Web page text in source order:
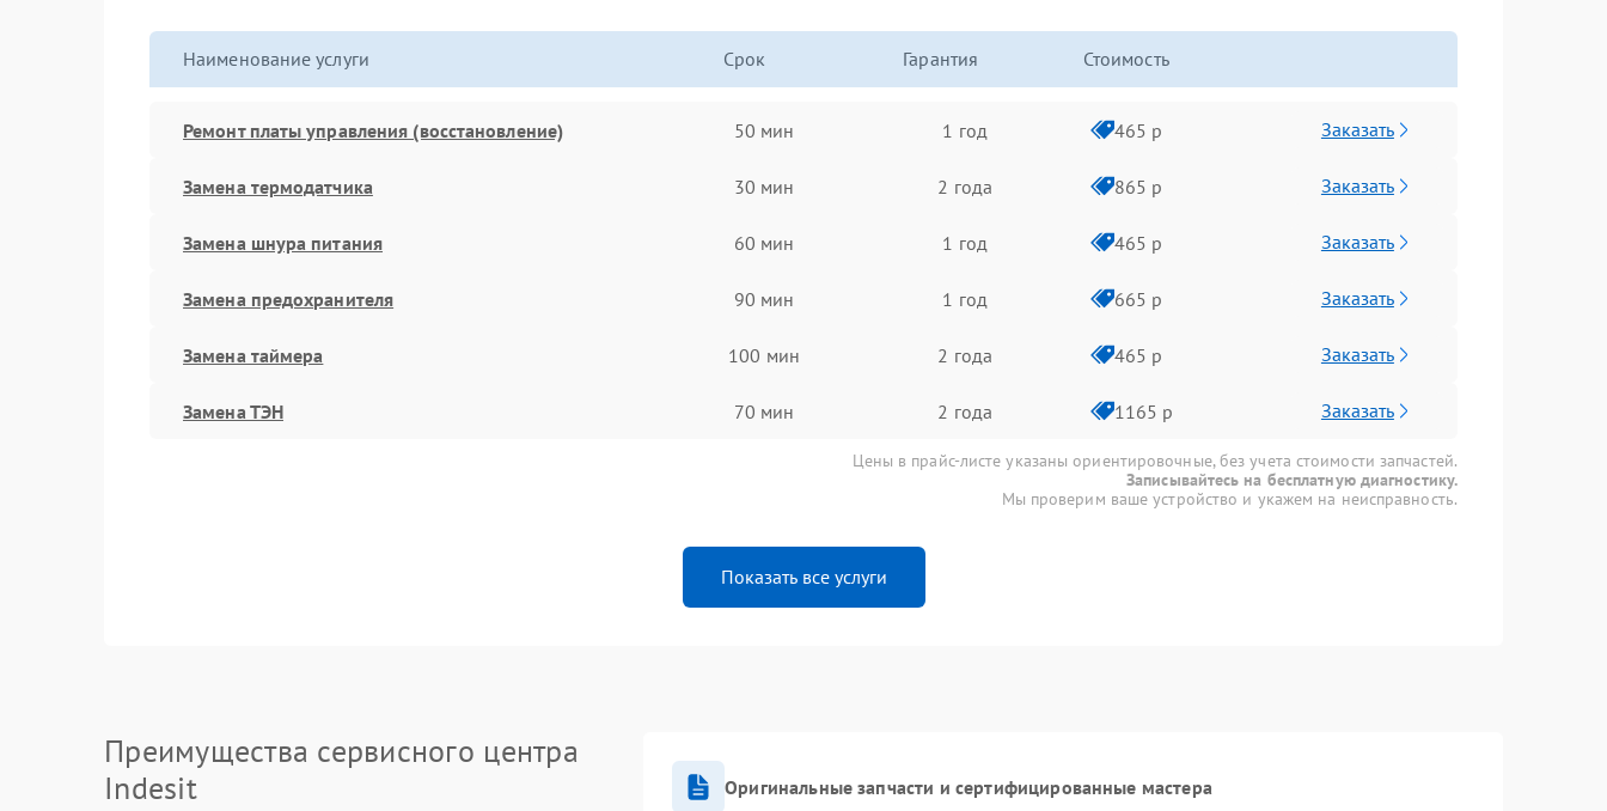
Наименование услуги Срок Гарантия Стоимость
Ремонт платы управления (восстановление) 50 мин 1 год 465 р Заказать
Замена термодатчика 30 мин 2 года 865 р Заказать
Замена шнура питания 60 мин 1 год 465 р Заказать
Замена предохранителя 90 мин 1 год 665 р Заказать
Замена таймера 100 мин 2 года 465 р Заказать
Замена ТЭН 70 мин 2 года 1165 р Заказать
Цены в прайс-листе указаны ориентировочные, без учета стоимости запчастей.
Записывайтесь на бесплатную диагностику.
Мы проверим ваше устройство и укажем на неисправность.
Показать все услуги
Преимущества сервисного центра
Indesit
Оригинальные запчасти и сертифицированные мастера